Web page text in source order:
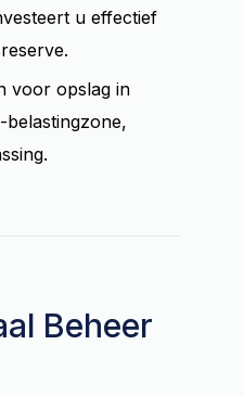
u effectief
voor opslag in
Beheer